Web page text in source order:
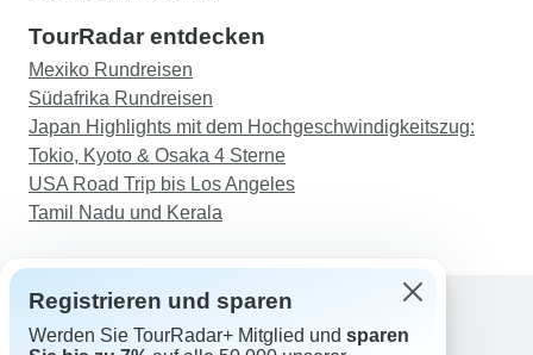
TourRadar entdecken
Mexiko Rundreisen
Südafrika Rundreisen
Japan Highlights mit dem Hochgeschwindigkeitszug:
Tokio, Kyoto & Osaka 4 Sterne
USA Road Trip bis Los Angeles
Tamil Nadu und Kerala
Registrieren und sparen
Werden Sie TourRadar+ Mitglied und sparen